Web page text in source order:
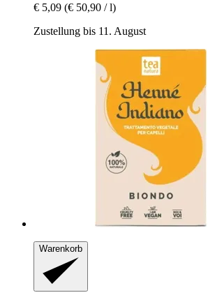
€ 5,09 (€ 50,90 / l)
Zustellung bis 11. August
Warenkorb